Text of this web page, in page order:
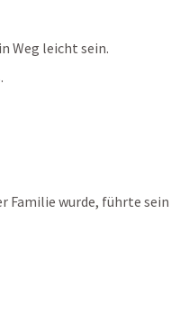
Weg leicht sein.
Familie wurde, führte sein